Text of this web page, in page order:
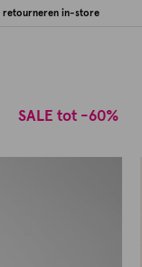
retourneren in-store
SALE tot -60%